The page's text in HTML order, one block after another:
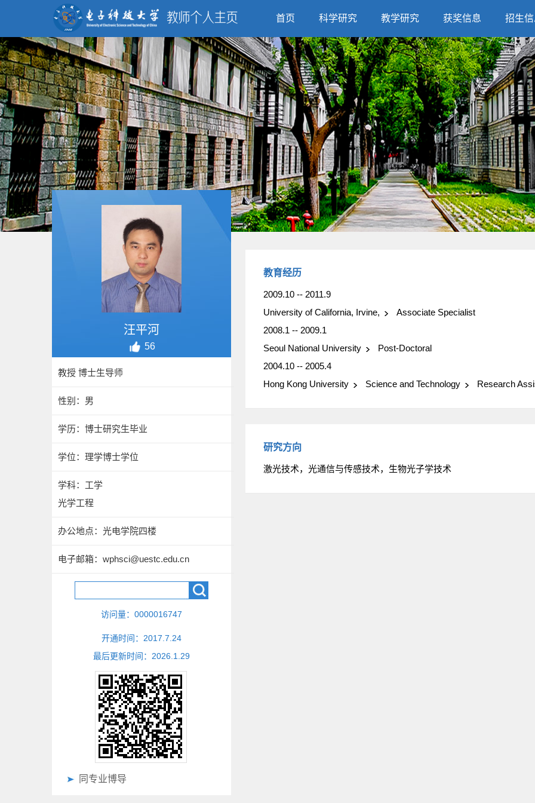
首页 科学研究 教学研究 获奖信息 招生
汪平河
56
教授 博士生导师
性别：男
学历：博士研究生毕业
学位：理学博士学位
学科：工学
光学工程
办公地点：光电学院四楼
电子邮箱： wphsci@uestc.edu.cn
访问量： 0000016747
开通时间： 2017 7 24
最后更新时间： 2026 1 29
同专业博导
教育经历
2009.10 -- 2011.9
University of California, Irvine,
Associate Specialist
2008.1 -- 2009.1
Seoul National University
Post-Doctoral
2004.10 -- 2005.4
Hong Kong University
Science and Technology Research
研究方向
激光技术，光通信与传感技术，生物光子学技术